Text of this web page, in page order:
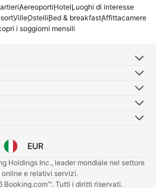
AereoportiHotelLuoghi di interesse
VilleOstelliBed & breakfastAffittacamere
i soggiorni mensili
Seleziona la lingua
EUR
Seleziona la valuta
Holdings Inc., leader mondiale nel settore
e relativi servizi.
Tutti i diritti riservati.